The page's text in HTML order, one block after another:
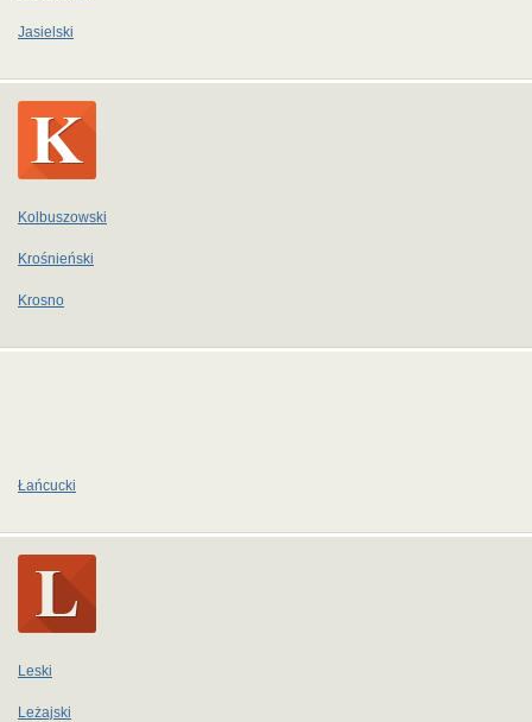
Jasielski
Kolbuszowski
Krośnieński
Krosno
Łańcucki
Leski
Leżajski